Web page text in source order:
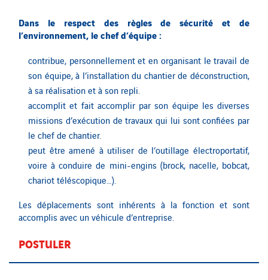
Dans le respect des règles de sécurité et de
l’environnement, le chef d’équipe :
contribue, personnellement et en organisant le travail de
son équipe, à l’installation du chantier de déconstruction,
à sa réalisation et à son repli.
accomplit et fait accomplir par son équipe les diverses
missions d’exécution de travaux qui lui sont confiées par
le chef de chantier.
peut être amené à utiliser de l’outillage électroportatif,
voire à conduire de mini-engins (brock, nacelle, bobcat,
chariot téléscopique…).
Les déplacements sont inhérents à la fonction et sont
accomplis avec un véhicule d’entreprise.
POSTULER